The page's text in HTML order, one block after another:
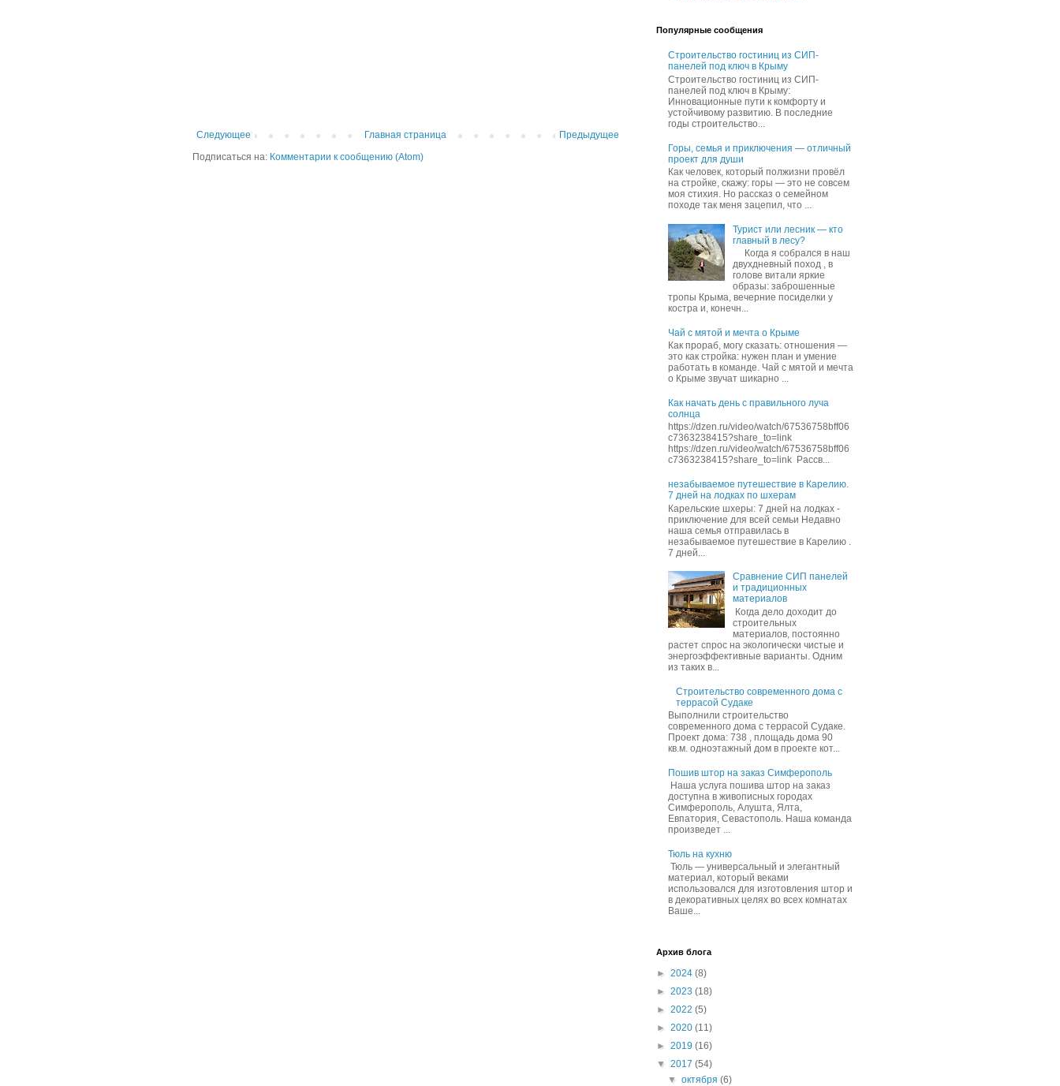
Следующее Предыдущее
Главная страница
Подписаться на: Комментарии к сообщению (Atom)
Популярные сообщения
Строительство гостиниц из СИП-
панелей под ключ в Крыму
Строительство гостиниц из СИП-
панелей под ключ в Крыму:
Инновационные пути к комфорту и
устойчивому развитию. В последние
годы строительство...
Горы, семья и приключения — отличный
проект для души
Как человек, который полжизни провёл
на стройке, скажу: горы — это не совсем
моя стихия. Но рассказ о семейном
походе так меня зацепил, что ...
Турист или лесник — кто
главный в лесу?
Когда я собрался в наш
двухдневный поход , в
голове витали яркие
образы: заброшенные
тропы Крыма, вечерние посиделки у
костра и, конечн...
Чай с мятой и мечта о Крыме
Как прораб, могу сказать: отношения —
это как стройка: нужен план и умение
работать в команде. Чай с мятой и мечта
о Крыме звучат шикарно ...
Как начать день с правильного луча
солнца
https://dzen.ru/video/watch/67536758bff06
c7363238415?share_to=link
https://dzen.ru/video/watch/67536758bff06
c7363238415?share_to=link Рассв...
незабываемое путешествие в Карелию.
7 дней на лодках по шхерам
Карельские шхеры: 7 дней на лодках -
приключение для всей семьи Недавно
наша семья отправилась в
незабываемое путешествие в Карелию .
7 дней...
Сравнение СИП панелей
и традиционных
материалов
Когда дело доходит до
строительных
материалов, постоянно
растет спрос на экологически чистые и
энергоэффективные варианты. Одним
из таких в...
Строительство современного дома с
террасой Судаке
Выполнили строительство
современного дома с террасой Судаке.
Проект дома: 738 , площадь дома 90
кв.м. одноэтажный дом в проекте кот...
Пошив штор на заказ Симферополь
Наша услуга пошива штор на заказ
доступна в живописных городах
Симферополь, Алушта, Ялта,
Евпатория, Севастополь. Наша команда
произведет ...
Тюль на кухню
Тюль — универсальный и элегантный
материал, который веками
использовался для изготовления штор и
в декоративных целях во всех комнатах
Ваше...
Архив блога
► 2024 (8)
► 2023 (18)
► 2022 (5)
► 2020 (11)
► 2019 (16)
▼ 2017 (54)
▼октября(6)